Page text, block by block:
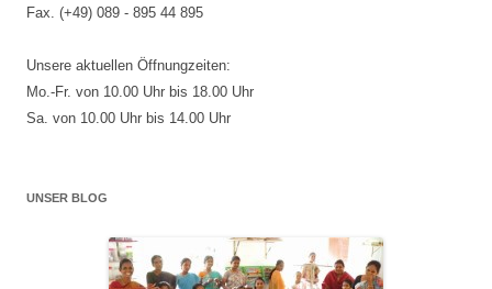
Fax. (+49) 089 - 895 44 895
Unsere aktuellen Öffnungzeiten:
Mo.-Fr. von 10.00 Uhr bis 18.00 Uhr
Sa. von 10.00 Uhr bis 14.00 Uhr
UNSER BLOG